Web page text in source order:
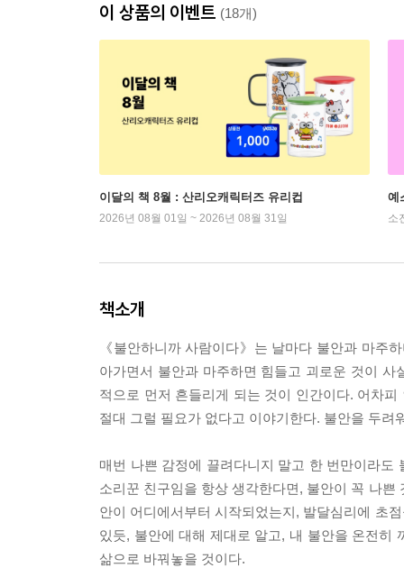
이 상품의 이벤트 (18개)
이달의 책 8월 : 산리오캐릭터즈 유리컵
2026년 08월 01일 ~ 2026년 08월 31일
예
소
책소개
《불안하니까 사람이다》는 날마다 불안과 마주
아가면서 불안과 마주하면 힘들고 괴로운 것이
적으로 먼저 흔들리게 되는 것이 인간이다. 어차
절대 그럴 필요가 없다고 이야기한다. 불안을 두
매번 나쁜 감정에 끌려다니지 말고 한 번만이라
소리꾼 친구임을 항상 생각한다면, 불안이 꼭 나쁜
안이 어디에서부터 시작되었는지, 발달심리에 초
있듯, 불안에 대해 제대로 알고, 내 불안을 온전히
삶으로 바꿔놓을 것이다.